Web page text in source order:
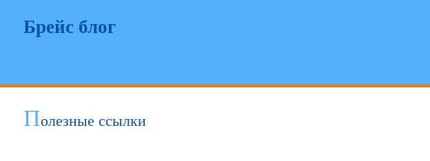
Брейс блог
Полезные ссылки